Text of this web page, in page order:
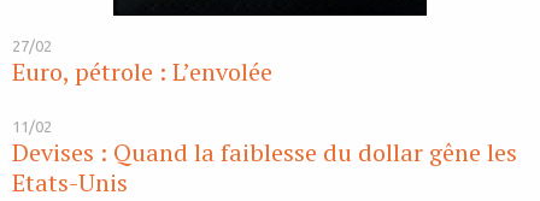
27/02
Euro, pétrole : L’envolée
11/02
Devises : Quand la faiblesse du dollar gêne les
Etats-Unis